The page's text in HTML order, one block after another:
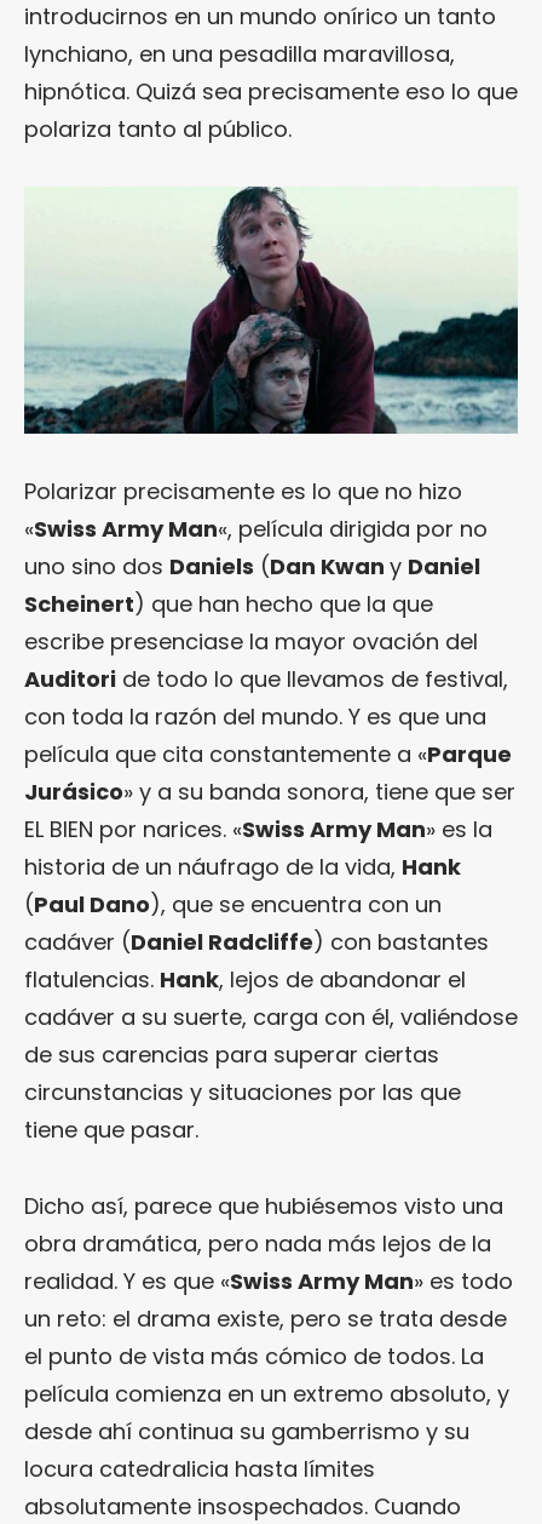
introducirnos en un mundo onírico un tanto
lynchiano, en una pesadilla maravillosa,
hipnótica. Quizá sea precisamente eso lo que
polariza tanto al público.
Polarizar precisamente es lo que no hizo
«Swiss Army Man«, película dirigida por no
uno sino dos Daniels (Dan Kwan y Daniel
Scheinert) que han hecho que la que
escribe presenciase la mayor ovación del
Auditori de todo lo que llevamos de festival,
con toda la razón del mundo. Y es que una
película que cita constantemente a «Parque
Jurásico» y a su banda sonora, tiene que ser
EL BIEN por narices. «Swiss Army Man» es la
historia de un náufrago de la vida, Hank
(Paul Dano), que se encuentra con un
cadáver (Daniel Radcliffe) con bastantes
flatulencias. Hank, lejos de abandonar el
cadáver a su suerte, carga con él, valiéndose
de sus carencias para superar ciertas
circunstancias y situaciones por las que
tiene que pasar.
Dicho así, parece que hubiésemos visto una
obra dramática, pero nada más lejos de la
realidad. Y es que «Swiss Army Man» es todo
un reto: el drama existe, pero se trata desde
el punto de vista más cómico de todos. La
película comienza en un extremo absoluto, y
desde ahí continua su gamberrismo y su
locura catedralicia hasta límites
absolutamente insospechados. Cuando